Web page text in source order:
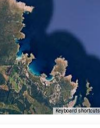
Keyboard shortcuts